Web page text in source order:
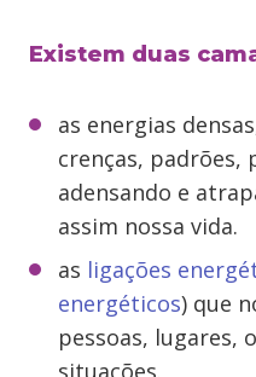
Existem duas
as energias
crenças, padrões,
adensando e
assim nossa vida.
as ligações
energéticos) que
pessoas, lugares,
situações.